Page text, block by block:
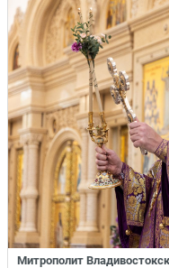
Митрополит